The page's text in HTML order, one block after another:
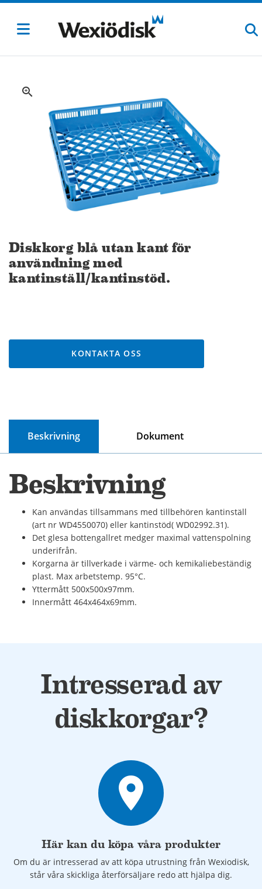
zoom_in
Diskkorg blå utan kant för
användning med
kantinställ/kantinstöd.
KONTAKTA OSS
Beskrivning Dokument
Beskrivning
Kan användas tillsammans med tillbehören kantinställ
(art nr WD4550070) eller kantinstöd( WD02992.31).
Det glesa bottengallret medger maximal vattenspolning
underifrån.
Korgarna är tillverkade i värme- och kemikaliebeständig
plast. Max arbetstemp. 95°C.
Yttermått 500x500x97mm.
Innermått 464x464x69mm.
Intresserad av
diskkorgar?
place
Här kan du köpa våra produkter
Om du är intresserad av att köpa utrustning från Wexiodisk,
står våra skickliga återförsäljare redo att hjälpa dig.